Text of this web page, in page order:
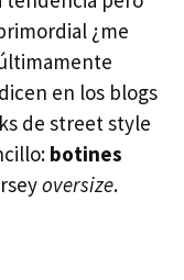
¿me
en los blogs
de street style
botines
oversize.